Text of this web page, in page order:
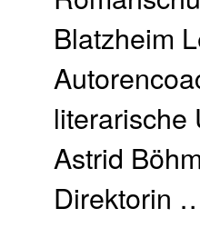
Blatzheim
literarische
Astrid
Direktorin